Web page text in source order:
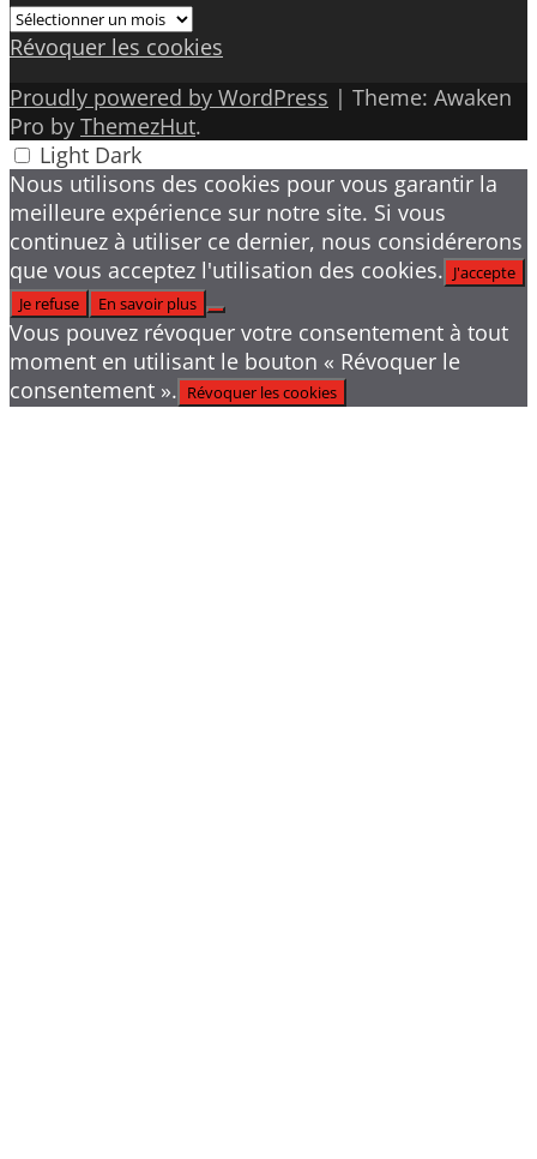
Archives
Révoquer les cookies
Proudly powered by WordPress | Theme: Awaken
Pro by ThemezHut.
Light Dark
Nous utilisons des cookies pour vous garantir la
meilleure expérience sur notre site. Si vous
continuez à utiliser ce dernier, nous considérerons
que vous acceptez l'utilisation des cookies. J'accepte
Je refuse
En savoir plus
Vous pouvez révoquer votre consentement à tout
moment en utilisant le bouton « Révoquer le
consentement ». Révoquer les cookies